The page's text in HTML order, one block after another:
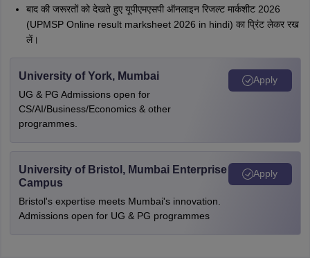
बाद की जरूरतों को देखते हुए यूपीएमएसपी ऑनलाइन रिजल्ट मार्कशीट 2026
(UPMSP Online result marksheet 2026 in hindi) का प्रिंट लेकर रख
लें।
University of York, Mumbai
UG & PG Admissions open for
CS/AI/Business/Economics & other
programmes.
Apply
University of Bristol, Mumbai Enterprise
Campus
Bristol's expertise meets Mumbai's innovation.
Admissions open for UG & PG programmes
Apply